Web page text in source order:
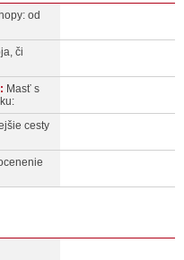
od
či
Masť s
cesty